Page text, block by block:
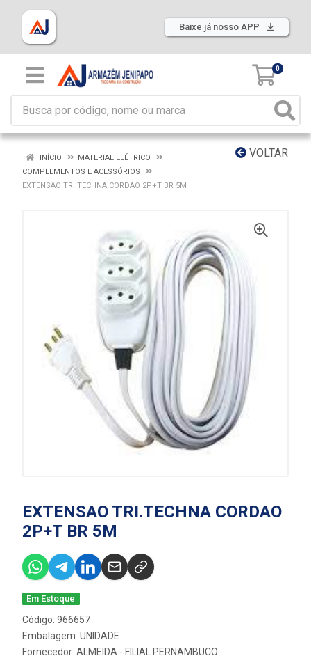
Baixe já nosso APP
0
VOLTAR
INÍCIO
MATERIAL ELÉTRICO
COMPLEMENTOS E ACESSÓRIOS
EXTENSAO TRI.TECHNA CORDAO 2P+T BR 5M
EXTENSAO TRI.TECHNA CORDAO
2P+T BR 5M
Em Estoque
Código: 966657
Embalagem: UNIDADE
Fornecedor: ALMEIDA - FILIAL PERNAMBUCO